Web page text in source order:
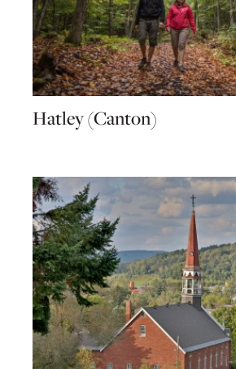
Hatley (Canton)